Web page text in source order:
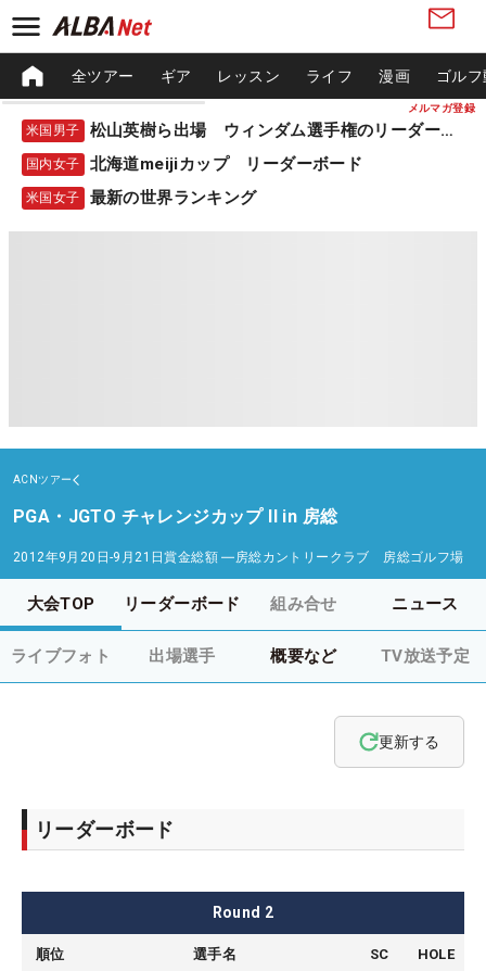
メルマガ登録
全ツアー ギア レッスン ライフ 漫画 ゴル
米国男子 松山英樹ら出場 ウィンダム選手権のリーダーボード
国内女子 北海道meijiカップ リーダーボード
米国女子 最新の世界ランキング
ACNツアー
PGA・JGTO チャレンジカップ II in 房総
2012年9月20日-9月21日賞金総額 ―房総カントリークラブ 房総ゴルフ場
大会TOP リーダーボード 組み合せ ニュース
ライブフォト 出場選手 概要など TV放送予定
更新する
リーダーボード
Round 2
順位 選手名 SC HOLE